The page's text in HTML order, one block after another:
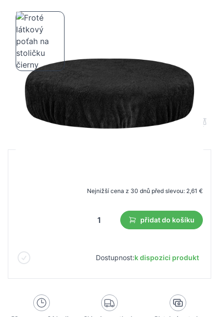
Froté látkový poťah na stoličku čierny
Nejnižší cena z 30 dnů před slevou: 2,61 €
přidat do košíku
Dostupnost:k dispozici produkt